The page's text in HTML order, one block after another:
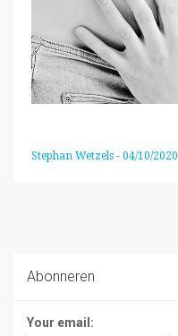
Stephan Wetzels - 04/10/2020
Abonneren
Your email: